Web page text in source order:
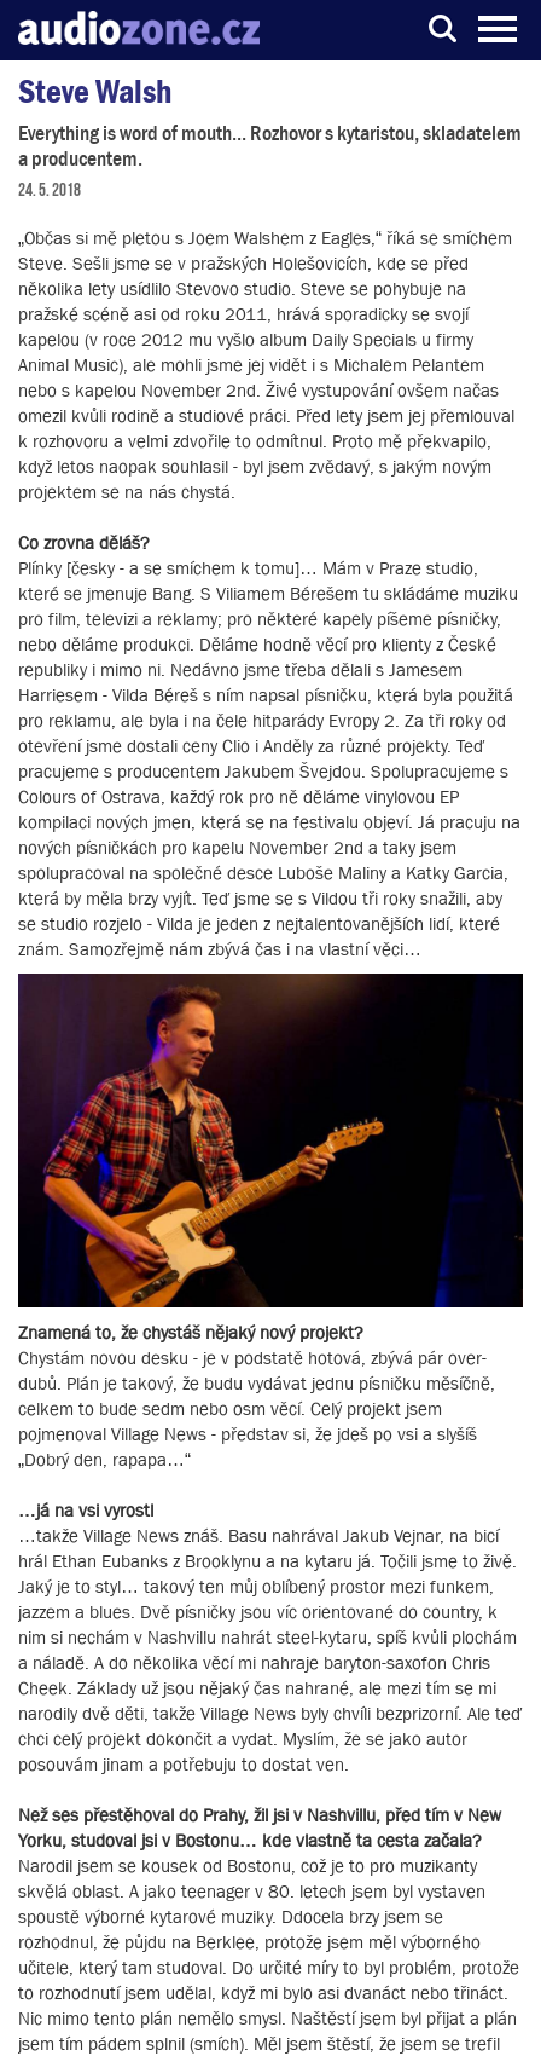
Server o digitálním zpracování zvuku
Steve Walsh
Everything is word of mouth... Rozhovor s kytaristou, skladatelem
a producentem.
24. 5. 2018
„Občas si mě pletou s Joem Walshem z Eagles,“ říká se smíchem
Steve. Sešli jsme se v pražských Holešovicích, kde se před
několika lety usídlilo Stevovo studio. Steve se pohybuje na
pražské scéně asi od roku 2011, hrává sporadicky se svojí
kapelou (v roce 2012 mu vyšlo album Daily Specials u firmy
Animal Music), ale mohli jsme jej vidět i s Michalem Pelantem
nebo s kapelou November 2nd. Živé vystupování ovšem načas
omezil kvůli rodině a studiové práci. Před lety jsem jej přemlouval
k rozhovoru a velmi zdvořile to odmítnul. Proto mě překvapilo,
když letos naopak souhlasil - byl jsem zvědavý, s jakým novým
projektem se na nás chystá.
Co zrovna děláš?
Plínky [česky - a se smíchem k tomu]… Mám v Praze studio,
které se jmenuje Bang. S Viliamem Bérešem tu skládáme muziku
pro film, televizi a reklamy; pro některé kapely píšeme písničky,
nebo děláme produkci. Děláme hodně věcí pro klienty z České
republiky i mimo ni. Nedávno jsme třeba dělali s Jamesem
Harriesem - Vilda Béreš s ním napsal písničku, která byla použitá
pro reklamu, ale byla i na čele hitparády Evropy 2. Za tři roky od
otevření jsme dostali ceny Clio i Anděly za různé projekty. Teď
pracujeme s producentem Jakubem Švejdou. Spolupracujeme s
Colours of Ostrava, každý rok pro ně děláme vinylovou EP
kompilaci nových jmen, která se na festivalu objeví. Já pracuju na
nových písničkách pro kapelu November 2nd a taky jsem
spolupracoval na společné desce Luboše Maliny a Katky Garcia,
která by měla brzy vyjít. Teď jsme se s Vildou tři roky snažili, aby
se studio rozjelo - Vilda je jeden z nejtalentovanějších lidí, které
znám. Samozřejmě nám zbývá čas i na vlastní věci…
Znamená to, že chystáš nějaký nový projekt?
Chystám novou desku - je v podstatě hotová, zbývá pár over-
dubů. Plán je takový, že budu vydávat jednu písničku měsíčně,
celkem to bude sedm nebo osm věcí. Celý projekt jsem
pojmenoval Village News - představ si, že jdeš po vsi a slyšíš
„Dobrý den, rapapa…“
…já na vsi vyrostl
…takže Village News znáš. Basu nahrával Jakub Vejnar, na bicí
hrál Ethan Eubanks z Brooklynu a na kytaru já. Točili jsme to živě.
Jaký je to styl… takový ten můj oblíbený prostor mezi funkem,
jazzem a blues. Dvě písničky jsou víc orientované do country, k
nim si nechám v Nashvillu nahrát steel-kytaru, spíš kvůli plochám
a náladě. A do několika věcí mi nahraje baryton-saxofon Chris
Cheek. Základy už jsou nějaký čas nahrané, ale mezi tím se mi
narodily dvě děti, takže Village News byly chvíli bezprizorní. Ale teď
chci celý projekt dokončit a vydat. Myslím, že se jako autor
posouvám jinam a potřebuju to dostat ven.
Než ses přestěhoval do Prahy, žil jsi v Nashvillu, před tím v New
Yorku, studoval jsi v Bostonu… kde vlastně ta cesta začala?
Narodil jsem se kousek od Bostonu, což je to pro muzikanty
skvělá oblast. A jako teenager v 80. letech jsem byl vystaven
spoustě výborné kytarové muziky. Ddocela brzy jsem se
rozhodnul, že půjdu na Berklee, protože jsem měl výborného
učitele, který tam studoval. Do určité míry to byl problém, protože
to rozhodnutí jsem udělal, když mi bylo asi dvanáct nebo třináct.
Nic mimo tento plán nemělo smysl. Naštěstí jsem byl přijat a plán
jsem tím pádem splnil (smích). Měl jsem štěstí, že jsem se trefil